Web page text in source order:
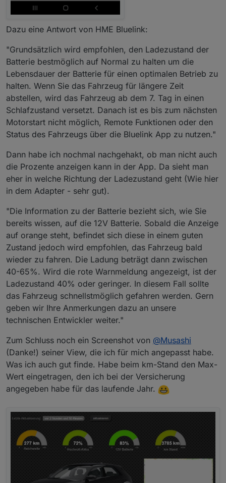
Dazu eine Antwort von HME Bluelink:
"Grundsätzlich wird empfohlen, den Ladezustand der
Batterie bestmöglich auf Normal zu halten um die
Lebensdauer der Batterie für einen optimalen Betrieb zu
halten. Wenn Sie das Fahrzeug für längere Zeit
abstellen, wird das Fahrzeug ab dem 7. Tag in einen
Schlafzustand versetzt. Danach ist es bis zum nächsten
Motorstart nicht möglich, Remote Funktionen oder den
Status des Fahrzeugs über die Bluelink App zu nutzen."
Dann habe ich nochmal nachgehakt, ob man nicht auch
die Prozente anzeigen kann in der App. Da sieht man
eher in welche Richtung der Ladezustand geht (Wie hier
in dem Adapter - sehr gut).
"Die Information zu der Batterie bezieht sich, wie Sie
bereits wissen, auf die 12V Batterie. Sobald die Anzeige
auf orange steht, befindet sich diese in einem guten
Zustand jedoch wird empfohlen, das Fahrzeug bald
wieder zu fahren. Die Ladung beträgt dann zwischen
40-65%. Wird die rote Warnmeldung angezeigt, ist der
Ladezustand 40% oder geringer. In diesem Fall sollte
das Fahrzeug schnellstmöglich gefahren werden. Gern
geben wir Ihre Anmerkungen dazu an unsere
technischen Entwickler weiter."
Zum Schluss noch ein Screenshot von @Musashi
(Danke!) seiner View, die ich für mich angepasst habe.
Was ich auch gut finde. Habe beim km-Stand den Max-
Wert eingetragen, den ich bei der Versicherung
angegeben habe für das laufende Jahr.